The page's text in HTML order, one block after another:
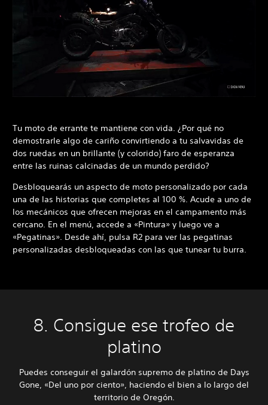
Tu moto de errante te mantiene con vida. ¿Por qué no
demostrarle algo de cariño convirtiendo a tu salvavidas de
dos ruedas en un brillante (y colorido) faro de esperanza
entre las ruinas calcinadas de un mundo perdido?
Desbloquearás un aspecto de moto personalizado por cada
una de las historias que completes al 100 %. Acude a uno de
los mecánicos que ofrecen mejoras en el campamento más
cercano. En el menú, accede a «Pintura» y luego ve a
«Pegatinas». Desde ahí, pulsa R2 para ver las pegatinas
personalizadas desbloqueadas con las que tunear tu burra.
8. Consigue ese trofeo de
platino
Puedes conseguir el galardón supremo de platino de Days
Gone, «Del uno por ciento», haciendo el bien a lo largo del
territorio de Oregón.